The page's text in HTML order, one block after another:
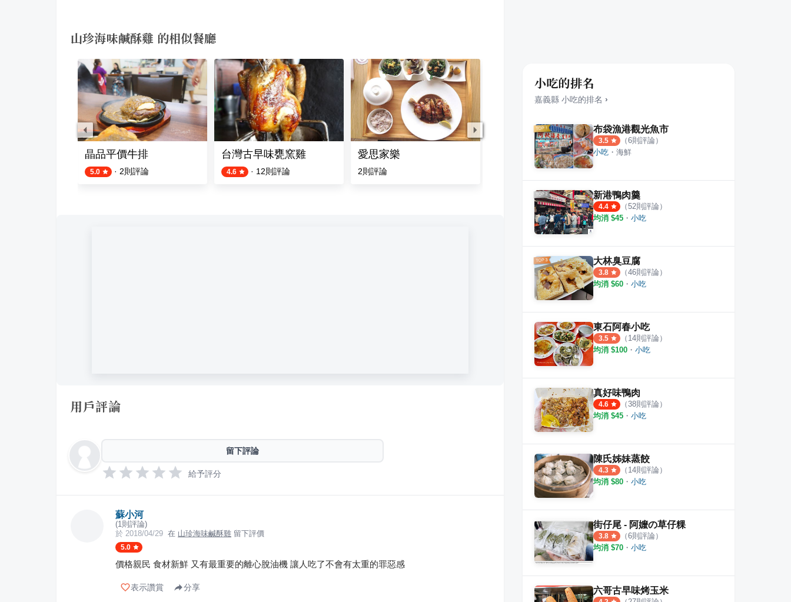
山珍海味鹹酥雞 的相似餐廳
晶品平價牛排
5.0 · 2則評論
台灣古早味甕窯雞
4.6 · 12則評論
愛思家樂
2則評論
曾家火雞肉飯、排骨飯
則評論
哈吉味 美式炸雞專賣店
用戶評論
留下評論
給予評分
蘇小河
(1則評論)
於 2018/04/29 在 山珍海味鹹酥雞 留下評價
5.0
價格親民 食材新鮮 又有最重要的離心脫油機 讓人吃了不會有太重的罪惡感
表示讚賞 分享
小吃的排名
嘉義縣 小吃的排名 ›
布袋漁港觀光魚市
3.5 （6則評論）
小吃 ・ 海鮮
新港鴨肉羹
4.4 （52則評論）
均消 $45 ・ 小吃
大林臭豆腐
3.8 （46則評論）
均消 $60 ・ 小吃
東石阿春小吃
3.5 （ 14則評論）
均消 $100 ・ 小吃
真好味鴨肉
4.6 （38則評論）
均消 $45 ・ 小吃
陳氏姊妹蒸餃
4.3 （ 14則評論）
均消 $80 ・ 小吃
街仔尾 - 阿嬤の草仔粿
3.8 （6則評論）
均消 $70 ・ 小吃
六哥古早味烤玉米